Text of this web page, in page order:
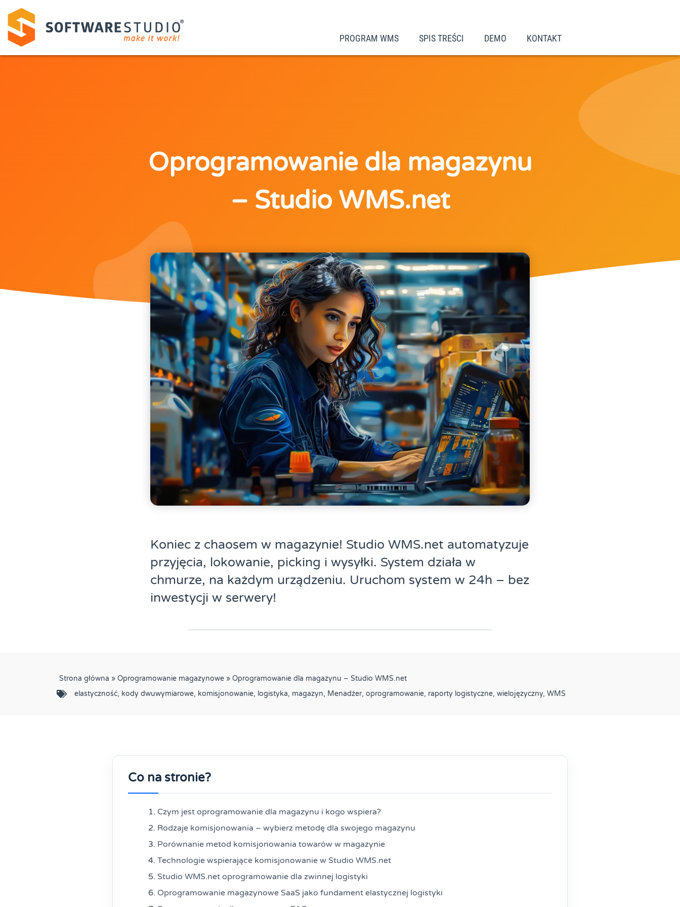
PROGRAM WMS SPIS TREŚCI DEMO KONTAKT
Oprogramowanie dla magazynu
– Studio WMS.net
Koniec z chaosem w magazynie! Studio WMS.net automatyzuje
przyjęcia, lokowanie, picking i wysyłki. System działa w
chmurze, na każdym urządzeniu. Uruchom system w 24h – bez
inwestycji w serwery!
Strona główna » Oprogramowanie magazynowe » Oprogramowanie dla magazynu – Studio WMS.net
elastyczność, kody dwuwymiarowe, komisjonowanie, logistyka, magazyn, Menadżer, oprogramowanie, raporty logistyczne, wielojęzyczny, WMS
Co na stronie?
Czym jest oprogramowanie dla magazynu i kogo wspiera?
Rodzaje komisjonowania – wybierz metodę dla swojego magazynu
Porównanie metod komisjonowania towarów w magazynie
Technologie wspierające komisjonowanie w Studio WMS.net
Studio WMS.net oprogramowanie dla zwinnej logistyki
Oprogramowanie magazynowe SaaS jako fundament elastycznej logistyki